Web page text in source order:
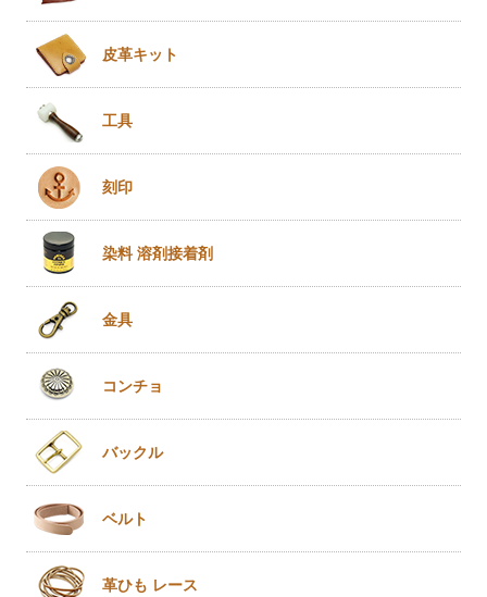
皮革キット
工具
刻印
染料 溶剤接着剤
金具
コンチョ
バックル
ベルト
革ひも レース